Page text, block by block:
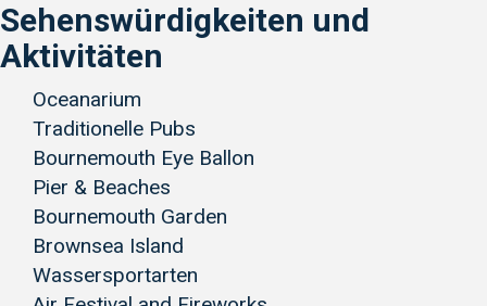
Sehenswürdigkeiten und
Aktivitäten
Oceanarium
Traditionelle Pubs
Bournemouth Eye Ballon
Pier & Beaches
Bournemouth Garden
Brownsea Island
Wassersportarten